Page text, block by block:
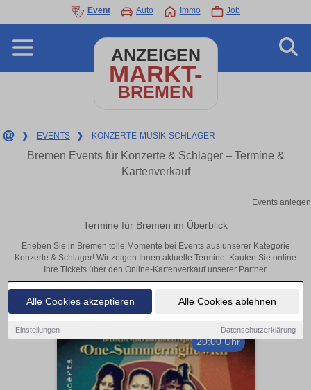
Alle Cookies akzeptieren Alle Cookies ablehnen
Einstellungen Datenschutzerklärung
Event Auto Immo Job
ANZEIGEN
MARKT-
BREMEN
❯ EVENTS ❯ KONZERTE-MUSIK-SCHLAGER
Bremen Events für Konzerte & Schlager – Termine &
Kartenverkauf
Events anlegen
Termine für Bremen im Überblick
Erleben Sie in Bremen tolle Momente bei Events aus unserer Kategorie
Konzerte & Schlager! Wir zeigen Ihnen aktuelle Termine. Kaufen Sie online
Ihre Tickets über den Online-Kartenverkauf unserer Partner.
20:00 Uhr